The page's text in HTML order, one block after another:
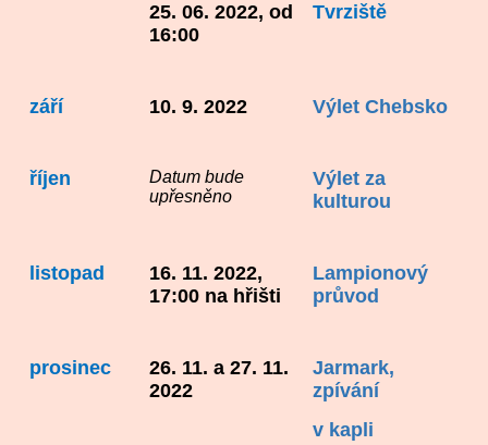
25. 06. 2022, od
16:00
Tvrziště
září 10. 9. 2022 Výlet Chebsko
říjen
Datum bude
upřesněno
Výlet za
kulturou
listopad
16. 11. 2022,
17:00 na hřišti
Lampionový
průvod
prosinec
26. 11. a 27. 11.
2022
Jarmark,
zpívání
v kapli